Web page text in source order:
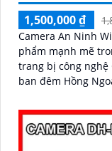
1,500,000 ₫
Camera An Ninh
phẩm mạnh mẽ
trang bị công nghệ
ban đêm Hồng